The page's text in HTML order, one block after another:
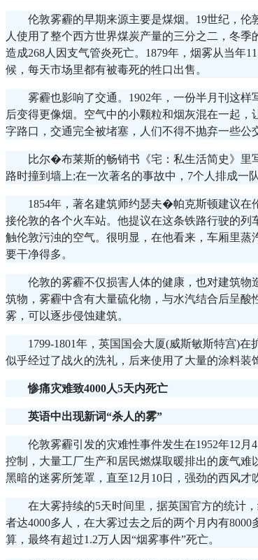
伦敦雾霾的早期来源主要是煤烟。19世纪，伦
人使用了整个西方世界煤炭产量的三分之二，冬季
造成268人因支气管炎死亡。1879年，烟雾从当年
候，每天市场里都有被毒死的牲口出售。
雾霾也影响了交通。1902年，一份半月刊这
后变得更像烟。空气中的小颗粒和烟灰混在一起
字路口，交通完全被堵塞，人们不得不抛弃一些公
比尔�布莱斯的畅销书《宅：私生活简史》里
路时撞到墙上;在一次著名的事故中，7个人排成一
1854年，著名建筑师约瑟夫�帕克斯顿建议在
接伦敦的各个火车站。他提议在这条铁路行驶的列
触伦敦污浊的空气。很明显，在他看来，车厢里蒸
要干净得多。
伦敦的雾霾不仅损害人体的健康，也对建筑物
筑物，雾霾中含有大量硫化物，与水汽结合后呈酸
雾，可以逐步侵蚀建筑。
1799-1801年，英国国会大厦(威斯敏斯特宫)
似乎经过了战火的洗礼，后来使用了大量的涂料装
惨痛灾难致4000人5天内死亡
英语中出现新词“杀人的雾”
伦敦雾霾引发的灾难性事件发生在1952年12
控制，大量工厂生产和居民燃煤取暖排出的废气难
黑暗的迷雾所笼罩，直至12月10日，强劲的西风才
在大雾持续的5天时间里，据英国官方的统计
者达4000多人，在大雾过去之后的两个月内有
算，最终有超过1.2万人因“烟雾事件”死亡。